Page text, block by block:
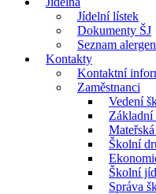
Jídelní lístek
Dokumenty ŠJ
Seznam
Kontakty
Kontaktní
Zaměstnanci
Vedení
Základní
Školní
Školní
Správa